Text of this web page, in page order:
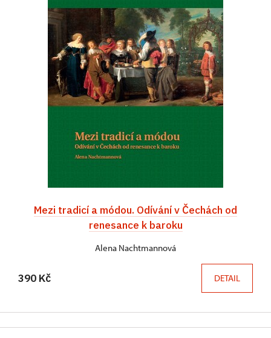
Mezi tradicí a módou. Odívání v Čechách od
renesance k baroku
Alena Nachtmannová
390 Kč DETAIL